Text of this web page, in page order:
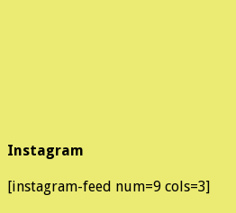
Instagram
[instagram-feed num=9 cols=3]